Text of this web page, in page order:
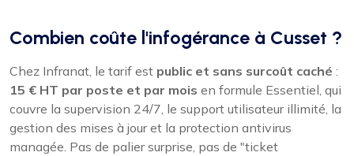
Combien coûte l'infogérance à Cusset ?
Chez Infranat, le tarif est public et sans surcoût caché :
15 € HT par poste et par mois en formule Essentiel, qui
couvre la supervision 24/7, le support utilisateur illimité, la
gestion des mises à jour et la protection antivirus
managée. Pas de palier surprise, pas de "ticket